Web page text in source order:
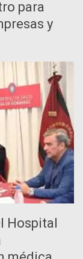
para
y
Hospital